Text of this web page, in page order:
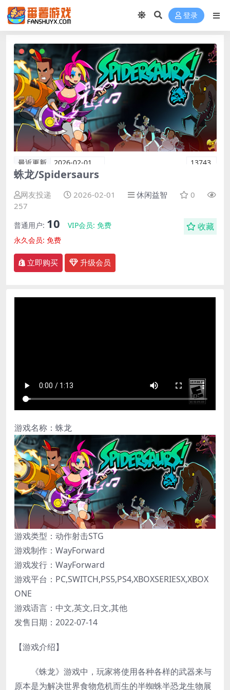
登录
最近更新 2026-02-01 13743
蛛龙/Spidersaurs
网友投递 2026-02-01 休闲益智
0
257
普通用户: 10 VIP会员: 免费
永久会员: 免费
收藏
立即购买 升级会员
游戏名称：蛛龙
游戏类型：动作射击STG
游戏制作：WayForward
游戏发行：WayForward
游戏平台：PC,SWITCH,PS5,PS4,XBOXSERIESX,XBOX
ONE
游戏语言：中文,英文,日文,其他
发售日期：2022-07-14
【游戏介绍】
《蛛龙》游戏中，玩家将使用各种各样的武器来与
原本是为解决世界食物危机而生的半蜘蛛半恐龙生物展